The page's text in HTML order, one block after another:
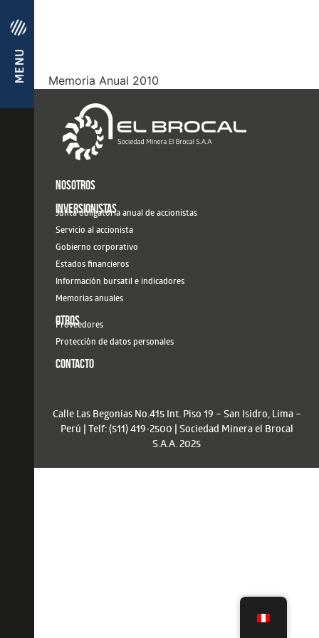
Memoria Anual 2010
NOSOTROS
INVERSIONISTAS
Junta obligatoria anual de accionistas
Servicio al accionista
Gobierno corporativo
Estados financieros
Información bursatil e indicadores
Memorias anuales
OTROS
Proveedores
Protección de datos personales
CONTACTO
Calle Las Begonias No.415 Int. Piso 19 – San Isidro, Lima –
Perú | Telf: (511) 419-2500 | Sociedad Minera el Brocal
S.A.A. 2025